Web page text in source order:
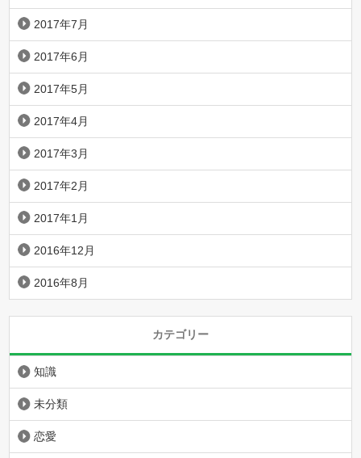
2017年7月
2017年6月
2017年5月
2017年4月
2017年3月
2017年2月
2017年1月
2016年12月
2016年8月
カテゴリー
知識
未分類
恋愛